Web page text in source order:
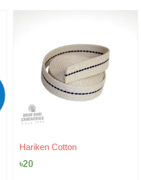
Hariken Cotton
৳20